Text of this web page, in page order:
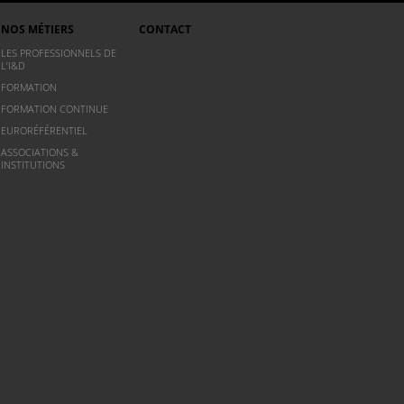
NOS MÉTIERS
LES PROFESSIONNELS DE
L’I&D
FORMATION
FORMATION CONTINUE
EURORÉFÉRENTIEL
ASSOCIATIONS &
INSTITUTIONS
CONTACT